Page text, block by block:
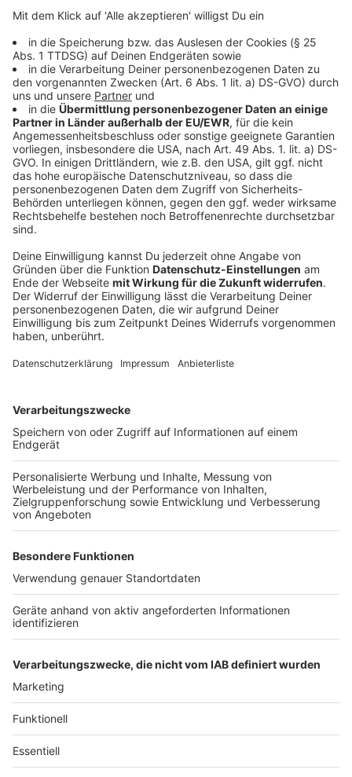
der Länder und Kanzlerin Merkel zu sprechen. Er
machte klar, dass er nicht davon ausgehe, dass der
totale Lockdown weitergeht. Allerdings müsse man
auch weiter die räumliche Distanz waren und auch die
Hygiene-Maßnahmen aufrechterhalten. Dabei
plädierte Laschet für eine einheitliche Lösung für alle
Bundesländer. Ein kleiner Seitenhieb auf Bayern, wo
Ministerpräsident Söder beim letzten Mal
vorgeprescht war und härtere Maßnahmen als in allen
anderen Bundesländern durchgesetzt hatte. Wie es
mit den Schulen weitergeht soll am Donnerstag in
einer Kabinettssitzung beschlossen werden.
Anzeige
Zustimmung, um den YouTube
Wir verwenden einen Service eines
Drittanbieters, um Videoinhalte
Daten zu Ihren Aktivitäten
sammeln. Bitte lesen Sie die
Details durch und stimmen Sie der
Nutzung des Service zu, um dieses
Akzeptieren
powered byUsercentrics Consent
NRW-Landesregierung zur Wiederaufnahme der NRW-
Soforthilfe
Anzeige